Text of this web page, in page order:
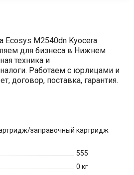
M2540dn Kyocera
для бизнеса в Нижнем
техника и
Работаем с юрлицами и
договор, поставка, гарантия.
заправочный картридж
555
0 кг